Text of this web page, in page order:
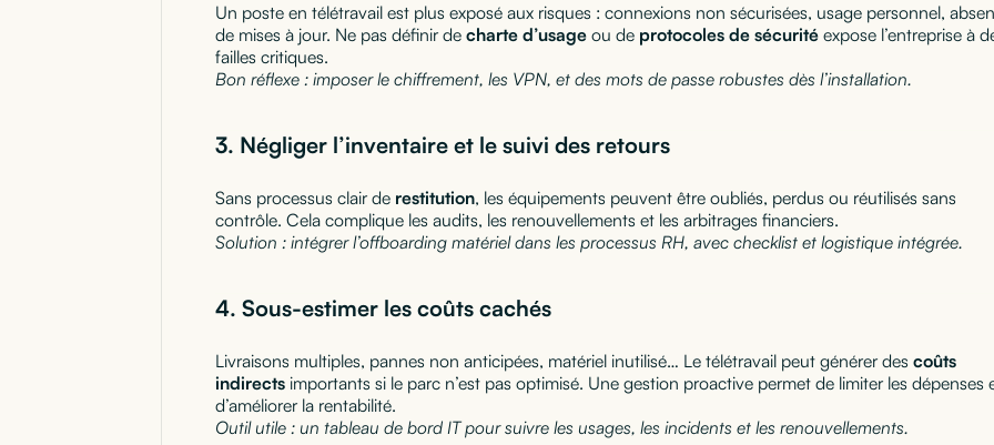
Un poste en télétravail est plus exposé aux risques : connexions non sécurisées, usage personnel,
de mises à jour. Ne pas définir de charte d’usage ou de protocoles de sécurité expose l’entreprise à
failles critiques.
Bon réflexe : imposer le chiffrement, les VPN, et des mots de passe robustes dès l’installation.
3. Négliger l’inventaire et le suivi des retours
Sans processus clair de restitution, les équipements peuvent être oubliés, perdus ou réutilisés sans
contrôle. Cela complique les audits, les renouvellements et les arbitrages financiers.
Solution : intégrer l’offboarding matériel dans les processus RH, avec checklist et logistique intégrée.
4. Sous-estimer les coûts cachés
Livraisons multiples, pannes non anticipées, matériel inutilisé… Le télétravail peut générer des coûts
indirects importants si le parc n’est pas optimisé. Une gestion proactive permet de limiter les dépenses
d’améliorer la rentabilité.
Outil utile : un tableau de bord IT pour suivre les usages, les incidents et les renouvellements.